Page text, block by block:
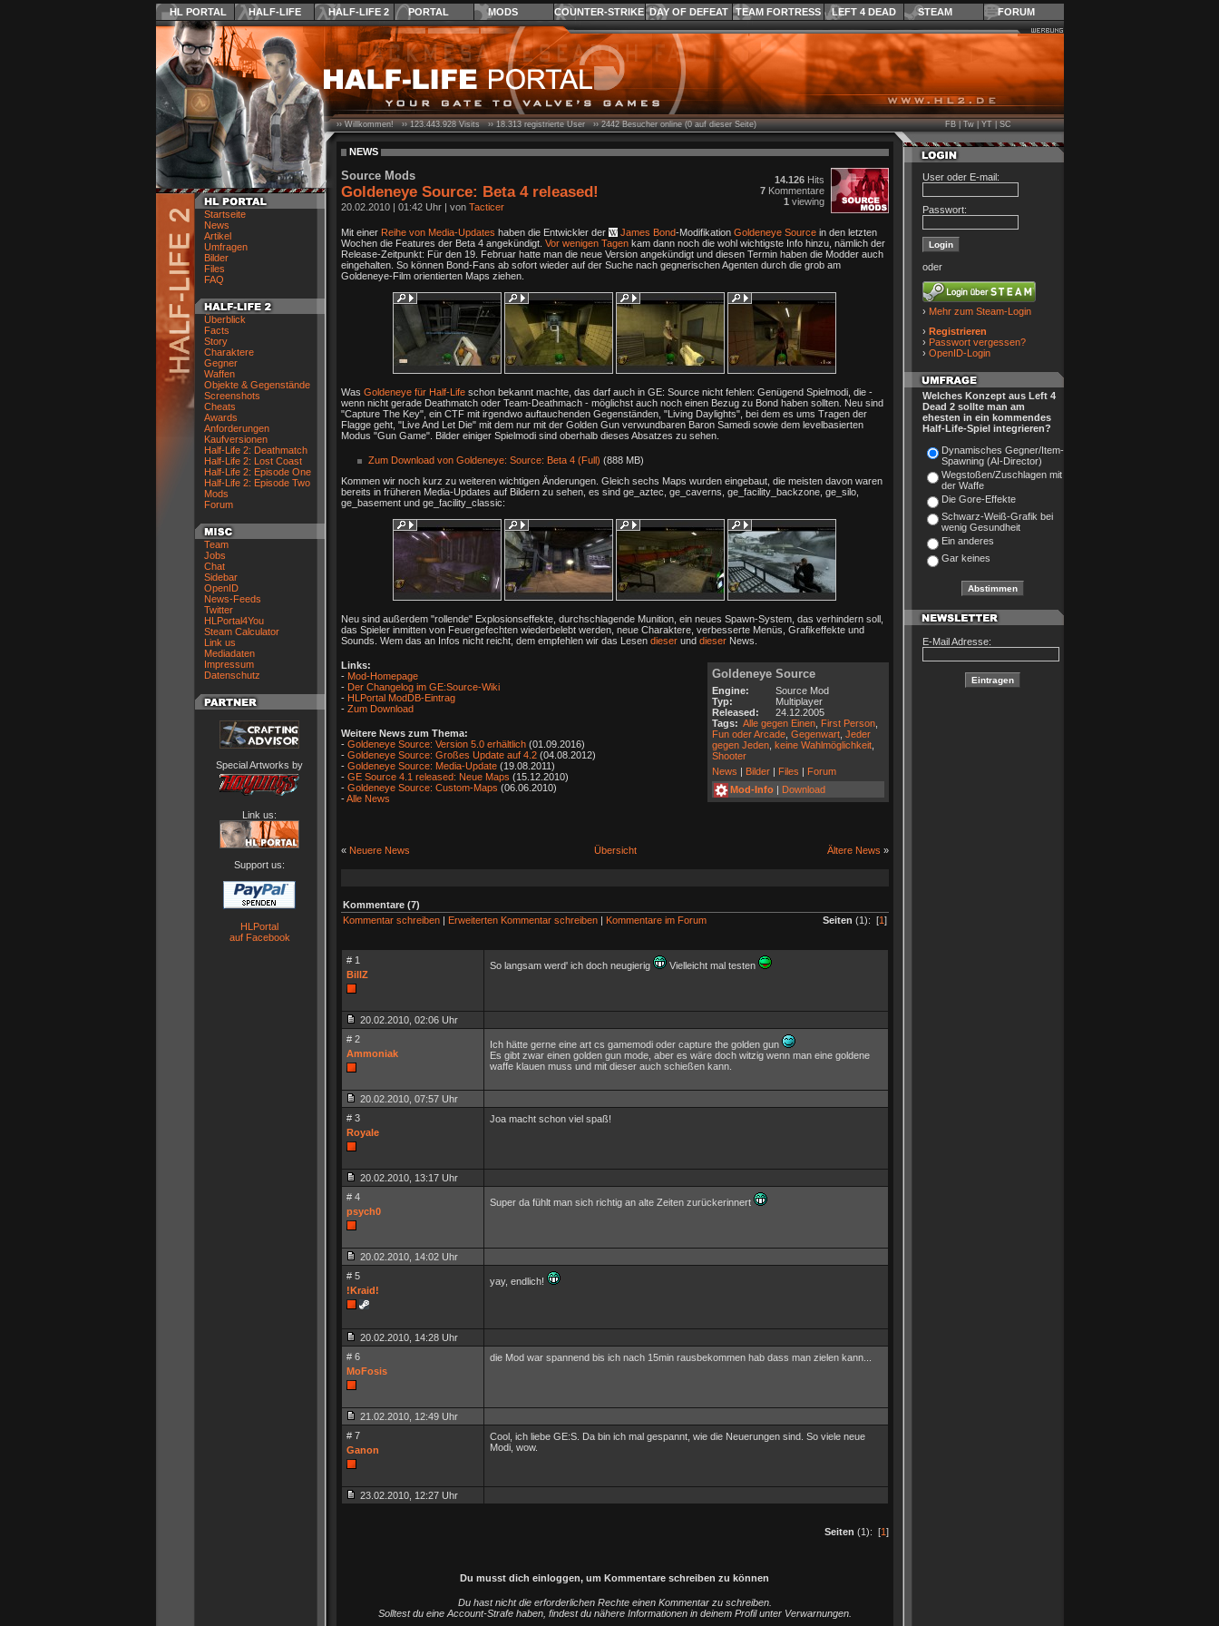
HL PORTAL HALF-LIFE HALF-LIFE 2 PORTAL MODS COUNTER-STRIKE DAY OF DEFEAT TEAM FORTRESS LEFT 4 DEAD STEAM FORUM
Startseite
News
Artikel
Umfragen
Bilder
Files
FAQ
Überblick
Facts
Story
Charaktere
Gegner
Waffen
Objekte & Gegenstände
Screenshots
Cheats
Awards
Anforderungen
Kaufversionen
Half-Life 2: Deathmatch
Half-Life 2: Lost Coast
Half-Life 2: Episode One
Half-Life 2: Episode Two
Mods
Forum
Team
Jobs
Chat
Sidebar
OpenID
News-Feeds
Twitter
HLPortal4You
Steam Calculator
Link us
Mediadaten
Impressum
Datenschutz
Special Artworks by
Link us:
Support us:
HLPortal
auf Facebook
›› Willkommen! ››123.443.928Visits ››18.313registrierte User ››2442Besucher online (0 auf dieser Seite)
NEWS
Source Mods
Goldeneye Source: Beta 4 released!
20.02.2010| 01:42 Uhr| von Tacticer
14.126Hits
7Kommentare
1 viewing
Mit einer Reihe von Media-Updates haben die Entwickler der James Bond-Modifikation Goldeneye Sourcein den letzten
Wochen die Features der Beta 4 angekündigt. Vor wenigen Tagenkam dann noch die wohl wichtigste Info hinzu, nämlich der
Release-Zeitpunkt: Für den 19. Februar hatte man die neue Version angekündigt und diesen Termin haben die Modder auch
eingehalten. So können Bond-Fans ab sofort wieder auf der Suche nach gegnerischen Agenten durch die grob am
Goldeneye-Film orientierten Maps ziehen.
Was Goldeneye für Half-Lifeschon bekannt machte, das darf auch in GE: Source nicht fehlen: Genügend Spielmodi, die -
wenn nicht gerade Deathmatch oder Team-Deathmach - möglichst auch noch einen Bezug zu Bond haben sollten. Neu sind
"Capture The Key", ein CTF mit irgendwo auftauchenden Gegenständen, "Living Daylights", bei dem es ums Tragen der
Flagge geht, "Live And Let Die" mit dem nur mit der Golden Gun verwundbaren Baron Samedi sowie dem levelbasierten
Modus "Gun Game". Bilder einiger Spielmodi sind oberhalb dieses Absatzes zu sehen.
Zum Download von Goldeneye: Source: Beta 4 (Full) (888 MB)
Kommen wir noch kurz zu weiteren wichtigen Änderungen. Gleich sechs Maps wurden eingebaut, die meisten davon waren
bereits in früheren Media-Updates auf Bildern zu sehen, es sind ge_aztec, ge_caverns, ge_facility_backzone, ge_silo,
ge_basement und ge_facility_classic:
Neu sind außerdem "rollende" Explosionseffekte, durchschlagende Munition, ein neues Spawn-System, das verhindern soll,
das Spieler inmitten von Feuergefechten wiederbelebt werden, neue Charaktere, verbesserte Menüs, Grafikeffekte und
Sounds. Wem das an Infos nicht reicht, dem empfehlen wir das Lesen dieserund dieserNews.
Goldeneye Source
Engine:
Source Mod
Typ:
Multiplayer
Released:
24.12.2005
Tags: Alle gegen Einen, First Person,
Fun oder Arcade, Gegenwart, Jeder
gegen Jeden, keine Wahlmöglichkeit,
Shooter
News | Bilder| Files | Forum
Mod-Info| Download
Links:
- Mod-Homepage
- Der Changelog im GE:Source-Wiki
- HLPortal ModDB-Eintrag
- Zum Download
Weitere News zum Thema:
- Goldeneye Source: Version 5.0 erhältlich(01.09.2016)
- Goldeneye Source: Großes Update auf 4.2(04.08.2012)
- Goldeneye Source: Media-Update(19.08.2011)
- GE Source 4.1 released: Neue Maps (15.12.2010)
- Goldeneye Source: Custom-Maps (06.06.2010)
-Alle News
« Neuere News Übersicht Ältere News »
Kommentare (7)
Kommentar schreiben| Erweiterten Kommentar schreiben| Kommentare im Forum Seiten (1): [1]
# 1
BillZ
So langsam werd' ich doch neugierig Vielleicht mal testen
20.02.2010, 02:06 Uhr
# 2
Ammoniak
Ich hätte gerne eine art cs gamemodi oder capture the golden gun
Es gibt zwar einen golden gun mode, aber es wäre doch witzig wenn man eine goldene
waffe klauen muss und mit dieser auch schießen kann.
20.02.2010, 07:57 Uhr
# 3
Royale
Joa macht schon viel spaß!
20.02.2010, 13:17 Uhr
# 4
psych0
Super da fühlt man sich richtig an alte Zeiten zurückerinnert
20.02.2010, 14:02 Uhr
# 5
!Kraid!
yay, endlich!
20.02.2010, 14:28 Uhr
# 6
MoFosis
die Mod war spannend bis ich nach 15min rausbekommen hab dass man zielen kann...
21.02.2010, 12:49 Uhr
# 7
Ganon
Cool, ich liebe GE:S. Da bin ich mal gespannt, wie die Neuerungen sind. So viele neue
Modi, wow.
23.02.2010, 12:27 Uhr
Seiten (1): [1]
Du musst dich einloggen, um Kommentare schreiben zu können
Du hast nicht die erforderlichen Rechte einen Kommentar zu schreiben.
Solltest du eine Account-Strafe haben, findest du nähere Informationen in deinem Profil unter Verwarnungen.
FB|Tw|YT|SC
User oder E-mail:
Passwort:
oder
› Mehr zum Steam-Login
› Registrieren
› Passwort vergessen?
› OpenID-Login
Welches Konzept aus Left 4
Dead 2 sollte man am
ehesten in ein kommendes
Half-Life-Spiel integrieren?
Dynamisches Gegner/Item-
Spawning (AI-Director)
Wegstoßen/Zuschlagen mit
der Waffe
Die Gore-Effekte
Schwarz-Weiß-Grafik bei
wenig Gesundheit
Ein anderes
Gar keines
E-Mail Adresse: